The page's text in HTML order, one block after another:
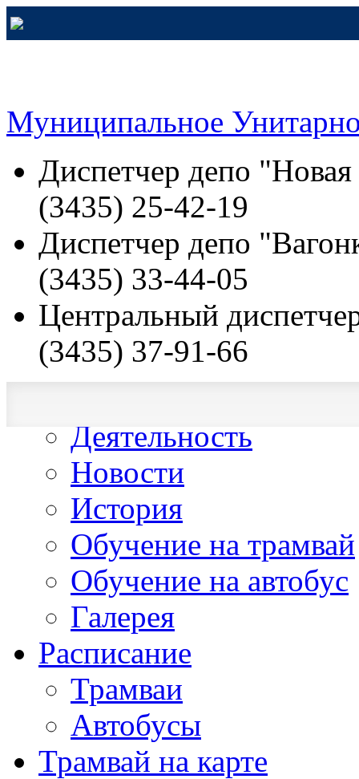
Муниципальное
Диспетчер депо
(3435) 25-42-19
Диспетчер депо
(3435) 33-44-05
Центральный
(3435) 37-91-66
Деятельность
Новости
История
Обучение на трамвай
Обучение на автобус
Галерея
Расписание
Трамваи
Автобусы
Трамвай на карте